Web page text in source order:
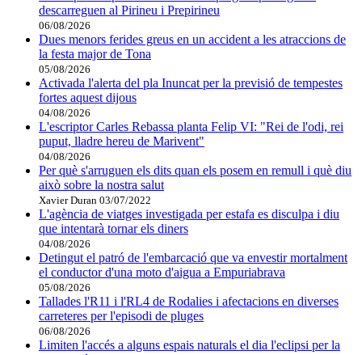
descarreguen al Pirineu i Prepirineu
06/08/2026
Dues menors ferides greus en un accident a les atraccions de
la festa major de Tona
05/08/2026
Activada l'alerta del pla Inuncat per la previsió de tempestes
fortes aquest dijous
04/08/2026
L'escriptor Carles Rebassa planta Felip VI: "Rei de l'odi, rei
puput, lladre hereu de Marivent"
04/08/2026
Per què s'arruguen els dits quan els posem en remull i què diu
això sobre la nostra salut
Xavier Duran 03/07/2022
L'agència de viatges investigada per estafa es disculpa i diu
que intentarà tornar els diners
04/08/2026
Detingut el patró de l'embarcació que va envestir mortalment
el conductor d'una moto d'aigua a Empuriabrava
05/08/2026
Tallades l'R11 i l'RL4 de Rodalies i afectacions en diverses
carreteres per l'episodi de pluges
06/08/2026
Limiten l'accés a alguns espais naturals el dia l'eclipsi per la